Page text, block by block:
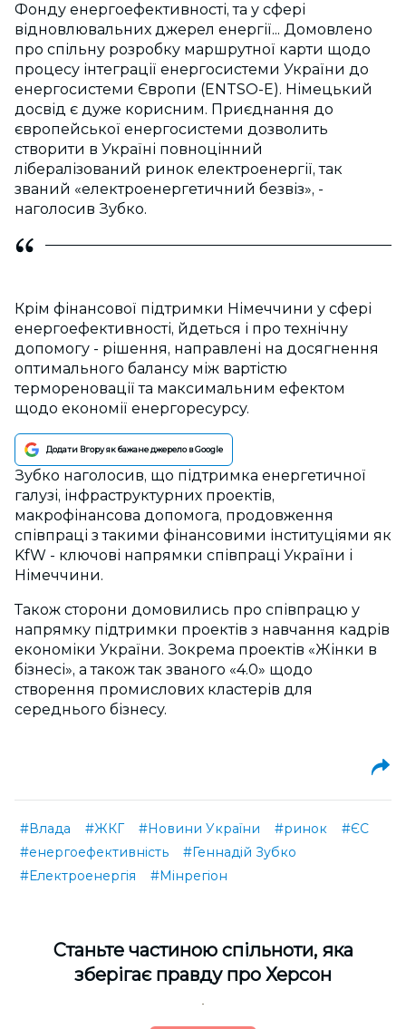
Фонду енергоефективності, та у сфері
відновлювальних джерел енергії... Домовлено
про спільну розробку маршрутної карти щодо
процесу інтеграції енергосистеми України до
енергосистеми Європи (ENTSO-E). Німецький
досвід є дуже корисним. Приєднання до
європейської енергосистеми дозволить
створити в Україні повноцінний
лібералізований ринок електроенергії, так
званий «електроенергетичний безвіз», -
наголосив Зубко.
Крім фінансової підтримки Німеччини у сфері
енергоефективності, йдеться і про технічну
допомогу - рішення, направлені на досягнення
оптимального балансу між вартістю
термореновації та максимальним ефектом
щодо економії енергоресурсу.
Додати Вгору як бажане джерело в Google
Зубко наголосив, що підтримка енергетичної
галузі, інфраструктурних проектів,
макрофінансова допомога, продовження
співпраці з такими фінансовими інституціями як
KfW - ключові напрямки співпраці України і
Німеччини.
Також сторони домовились про співпрацю у
напрямку підтримки проектів з навчання кадрів
економіки України. Зокрема проектів «Жінки в
бізнесі», а також так званого «4.0» щодо
створення промислових кластерів для
середнього бізнесу.
#Влада #ЖКГ #Новини України #ринок
#ЄС
#енергоефективність
#Геннадій Зубко
#Електроенергія
#Мінрегіон
Cтаньте частиною спільноти, яка
зберігає правду про Херсон